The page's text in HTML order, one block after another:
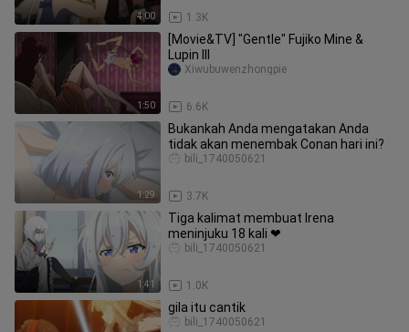
4:00 1.3K
1:50
[Movie&TV] "Gentle" Fujiko Mine &
Lupin III
6.6K
Xiwubuwenzhongpie
1:29
Bukankah Anda mengatakan Anda
tidak akan menembak Conan hari ini?
3.7K
bili_1740050621
1:41
Tiga kalimat membuat Irena
meninjuku 18 kali ❤
1.0K
bili_1740050621
gila itu cantik
bili_1740050621